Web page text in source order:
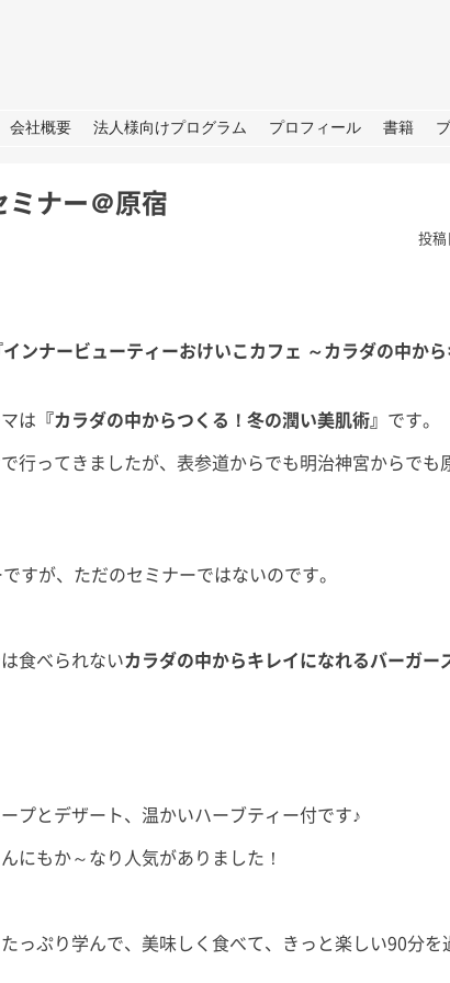
会社概要 法人様向けプログラム プロフィール 書籍
ナー＠原宿
投
ンナービューティーおけいこカフェ ～カラダの中か
は 『カラダの中からつくる！冬の潤い美肌術』 です。
行ってきましたが、表参道からでも明治神宮からでも
すが、ただのセミナーではないのです。
食べられないカラダの中からキレイになれるバーガー
プとデザート、温かいハーブティー付です♪
にもか～なり人気がありました！
っぷり学んで、美味しく食べて、きっと楽しい90分を
年の夏
で我が
り、夏
箱根で
した。
皆さん、こんにちは。 暦の上だ
けでなく、肌でも秋をしっかり感
物確認、コンサルテーション、研
皆さん、
（月）～ 9